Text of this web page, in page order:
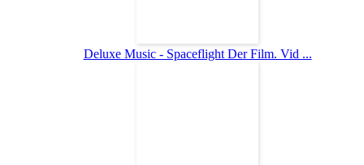
Deluxe Music - Spaceflight Der Film. Vid ...